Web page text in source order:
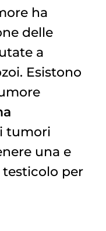
ha
delle
a
Esistono
tumori
una e
testicolo per